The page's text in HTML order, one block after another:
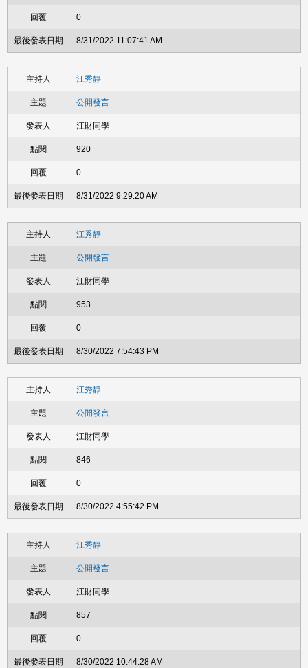
0
8/31/2022 11:07:41 AM
江秀靜
公開發言
江財同學
920
0
8/31/2022 9:29:20 AM
江秀靜
公開發言
江財同學
953
0
8/30/2022 7:54:43 PM
江秀靜
公開發言
江財同學
846
0
8/30/2022 4:55:42 PM
江秀靜
公開發言
江財同學
857
0
8/30/2022 10:44:28 AM